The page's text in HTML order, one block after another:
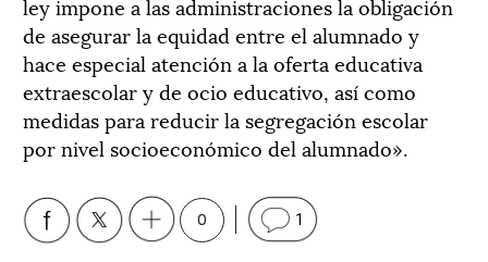
de asegurar la equidad entre el alumnado y
hace especial atención a la oferta educativa
extraescolar y de ocio educativo, así como
medidas para reducir la segregación escolar
por nivel socioeconómico del alumnado».
0 1